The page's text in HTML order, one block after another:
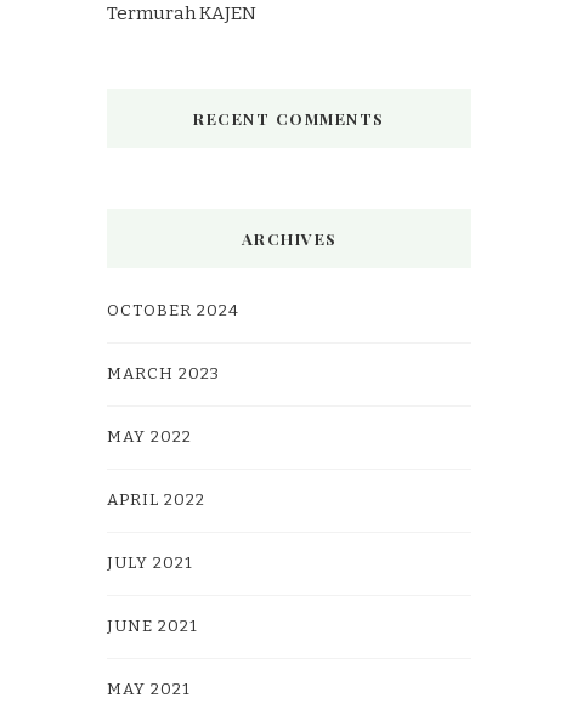
Termurah KAJEN
RECENT COMMENTS
ARCHIVES
OCTOBER 2024
MARCH 2023
MAY 2022
APRIL 2022
JULY 2021
JUNE 2021
MAY 2021